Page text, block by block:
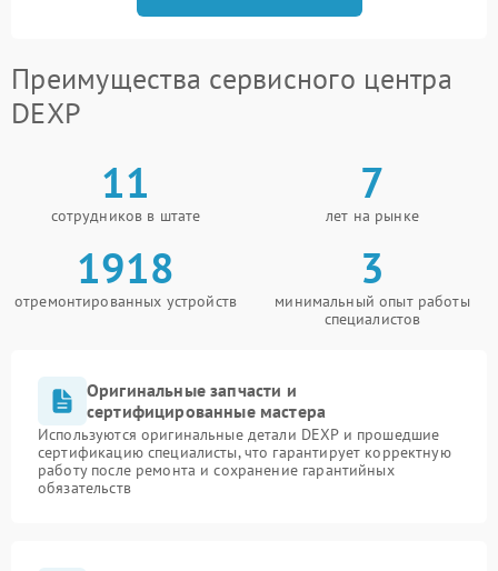
Преимущества сервисного центра
DEXP
11
сотрудников в штате
7
лет на рынке
1918
отремонтированных устройств
3
минимальный опыт работы
специалистов
Оригинальные запчасти и
сертифицированные мастера
Используются оригинальные детали DEXP и прошедшие
сертификацию специалисты, что гарантирует корректную
работу после ремонта и сохранение гарантийных
обязательств